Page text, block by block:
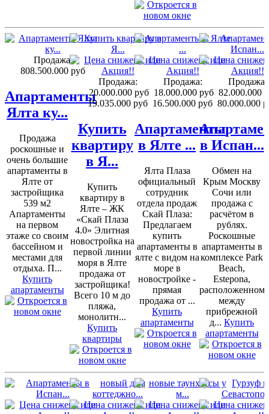
Продажа:
808.500.000 руб
Апартаменты
Ялта ку...
Продажа
роскошные и
очень большие
апартаменты в
Ялте от
застройщика
539 м2
Апартаменты
на первом
этаже со своим
бассейном и
местами для
отдыха. П...
Купить
апартаменты
Продажа:
20.000.000 руб
19.035.000 руб
Купить
квартиру
в Я...
Купить
квартиру в
Ялте – ЖК
«Скай Плаза
4.0» Элитная
новостройка на
первой линии
моря в Ялте
продажа от
застройщика!
Всего 10 м до
пляжа,
монолитн...
Купить
квартиры
Продажа:
18.000.000 руб
16.500.000 руб
Апартаменты
в Ялте ...
Ялта Плаза
официальный
сотрудник
отдела продаж
Скай Плаза:
Предлагаем
купить
апартаменты в
ялте с видом на
море в
новостройке -
прямая
продажа от ...
Купить
апартаменты
Продажа:
82.000.000
80.000.000
в Испан...
Обмен на
Крым Москву
Сочи или
продажа с
расчётом в
рублях.
Роскошные
апартаменты в
комплексе Park
Beach,
Estepona,
расположенном
между
прибрежной
д... Купить
апартаменты